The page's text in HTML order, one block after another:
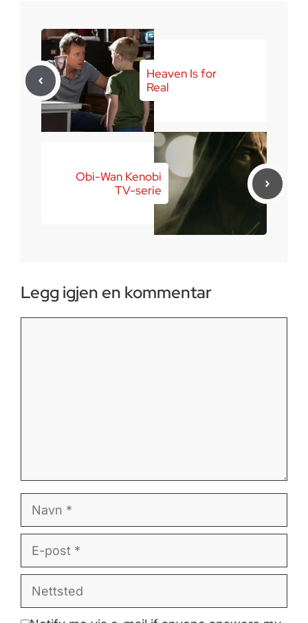
Heaven Is for
Real
Obi-Wan Kenobi
TV-serie
Legg igjen en kommentar
Navn
E-
post
Nettsted